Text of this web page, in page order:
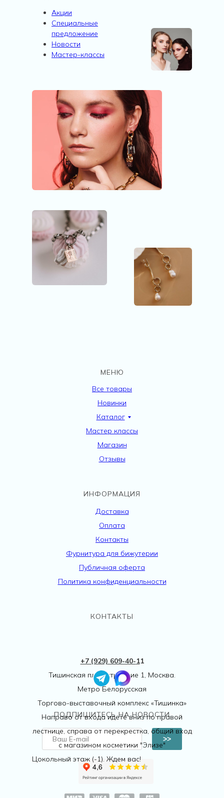
Акции
Специальные
предложение
Новости
Мастер-классы
МЕНЮ
Все товары
Новинки
Каталог
Мастер классы
Магазин
Отзывы
ИНФОРМАЦИЯ
Доставка
Оплата
Контакты
Фурнитура для бижутерии
Публичная оферта
Политика конфиденциальности
>>
ПОДПИШИТЕСЬ НА НОВОСТИ
КОНТАКТЫ
+7 (929) 609-40-11
Тишинская пл., 1 строение 1, Москва.
Метро Белорусская
Торгово-выставочный комплекс «Тишинка»
Направо от входа идете вниз по правой
лестнице, справа от перекрестка, общий вход
с магазином косметики "Элизе"
Цокольный этаж (-1). Ждем вас!